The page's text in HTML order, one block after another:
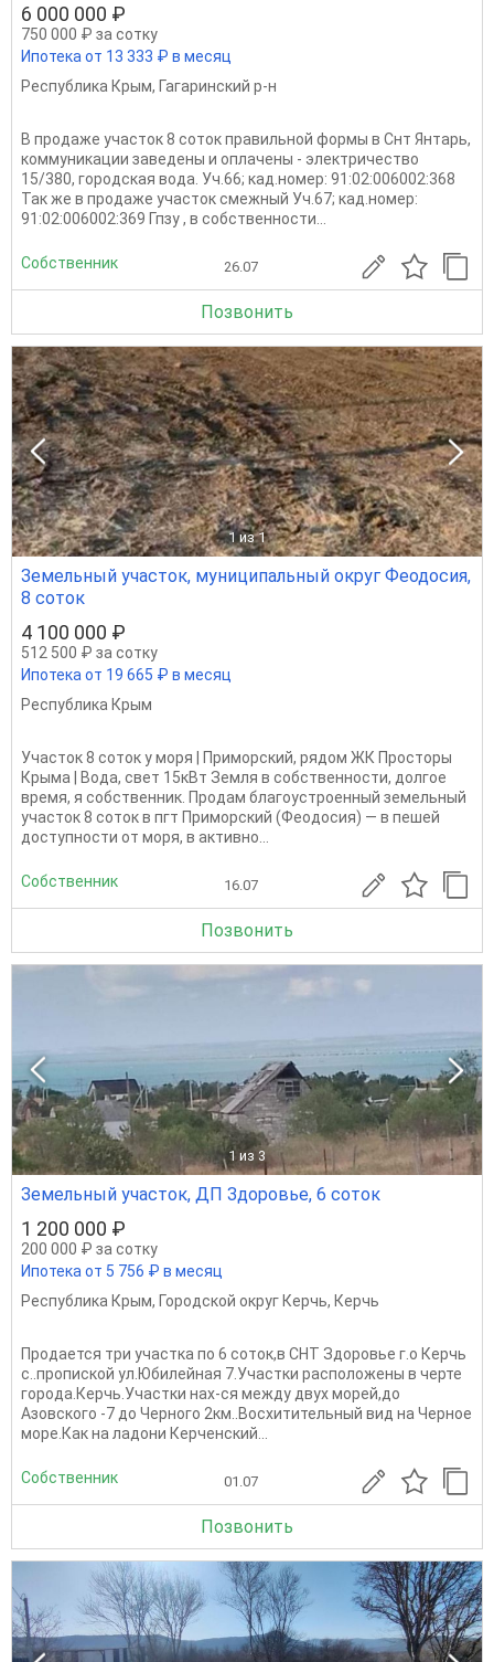
6 000 000 ₽
750 000 ₽ за сотку
Ипотека от 13 333 ₽ в месяц
Республика Крым, Гагаринский р-н
В продаже участок 8 соток правильной формы в Снт Янтарь,
коммуникации заведены и оплачены - электричество
15/380, городская вода. Уч.66; кад.номер: 91:02:006002:368
Так же в продаже участок смежный Уч.67; кад.номер:
91:02:006002:369 Гпзу , в собственности...
Собственник 26.07
Позвонить
1 из 1
Земельный участок, муниципальный округ Феодосия,
8 соток
4 100 000 ₽
512 500 ₽ за сотку
Ипотека от 19 665 ₽ в месяц
Республика Крым
Участок 8 соток у моря | Приморский, рядом ЖК Просторы
Крыма | Вода, свет 15кВт Земля в собственности, долгое
время, я собственник. Продам благоустроенный земельный
участок 8 соток в пгт Приморский (Феодосия) — в пешей
доступности от моря, в активно...
Собственник 16.07
Позвонить
1 из 3
Земельный участок, ДП Здоровье, 6 соток
1 200 000 ₽
200 000 ₽ за сотку
Ипотека от 5 756 ₽ в месяц
Республика Крым, Городской округ Керчь, Керчь
Продается три участка по 6 соток,в СНТ Здоровье г.о Керчь
с..пропиской ул.Юбилейная 7.Участки расположены в черте
города.Керчь.Участки нах-ся между двух морей,до
Азовского -7 до Черного 2км..Восхитительный вид на Черное
море.Как на ладони Керченский...
Собственник 01.07
Позвонить